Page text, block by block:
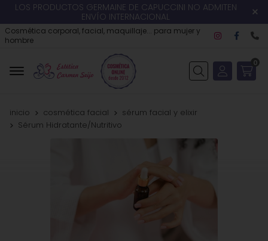
LOS PRODUCTOS GERMAINE DE CAPUCCINI NO ADMITEN
ENVÍO INTERNACIONAL
Cosmética corporal, facial, maquillaje... para mujer y
hombre
Buscar
0
inicio cosmética facial
sérum facial y elixir
Sérum Hidratante/Nutritivo